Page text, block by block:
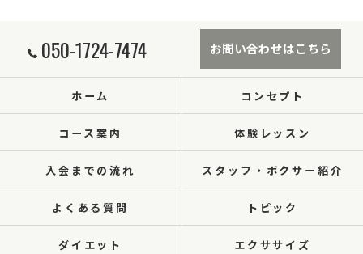
050-1724-7474 お問い合わせはこちら
ホーム コンセプト
コース案内 体験レッスン
入会までの流れ スタッフ・ボクサー紹介
よくある質問 トピック
ダイエット エクササイズ